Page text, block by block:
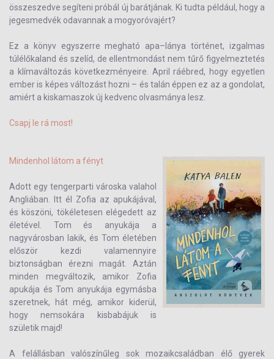
összeszedve segíteni próbál új barátjának. Ki tudta például, hogy a
jegesmedvék odavannak a mogyoróvajért?
Ez a könyv egyszerre megható apa–lánya történet, izgalmas
túlélőkaland és szelíd, de ellentmondást nem tűrő figyelmeztetés
a klímaváltozás következményeire. April ráébred, hogy egyetlen
ember is képes változást hozni – és talán éppen ez az a gondolat,
amiért a kiskamaszok új kedvenc olvasmánya lesz.
Csapj le rá most!
Mindenhol látom a fényt
Adott egy tengerparti városka valahol
Angliában. Itt él Zofia az apukájával,
és köszöni, tökéletesen elégedett az
életével. Tom és anyukája a
nagyvárosban lakik, és Tom életében
először kezdi valamennyire
biztonságban érezni magát. Aztán
minden megváltozik, amikor Zofia
apukája és Tom anyukája egymásba
szeretnek, hát még, amikor kiderül,
hogy nemsokára kisbabájuk is
születik majd!
A felállásban valószínűleg sok mozaikcsaládban élő gyerek